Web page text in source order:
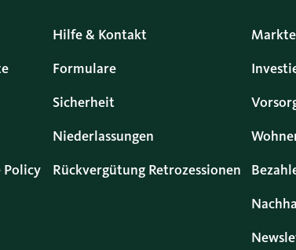
Hilfe & Kontakt
Formulare
Sicherheit
Niederlassungen
Rückvergütung Retrozessionen